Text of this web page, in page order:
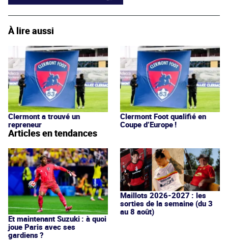
À lire aussi
Clermont a trouvé un
repreneur
Clermont Foot qualifié en
Coupe d’Europe !
Articles en tendances
Et maintenant Suzuki : à quoi
joue Paris avec ses
gardiens ?
Maillots 2026-2027 : les
sorties de la semaine (du 3
au 8 août)